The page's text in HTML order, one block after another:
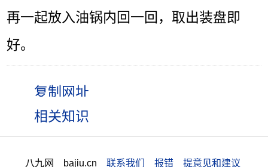
再一起放入油锅内回一回，取出装盘即
好。
相关知识
八九网 bajiu.cn 联系我们 报错 提意见和建议